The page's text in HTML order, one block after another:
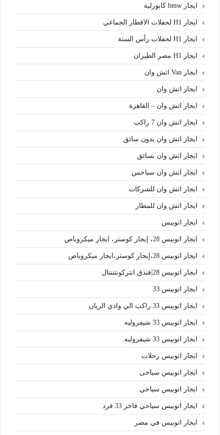
ايجار bmw كابورلية
ايجار H1 لحفلات الافطار الجماعي
ايجار H1 لحفلات رأس السنة
ايجار H1 مصر الطيران
ايجار Van اتش وان
ايجار اتش وان
ايجار اتش وان – القاهرة
ايجار اتش وان 7 راكب
ايجار اتش وان بدون سائق
ايجار اتش وان بسائق
ايجار اتش وان سياحس
ايجار اتش وان للشركات
ايجار اتش وان للمطار
ايجار اتوبيس
ايجار اتوبيس 28، إيجار كوستر، ايجار ميكروباص
ايجار اتوبيس 28،إيجار كوستر،ايجار ميكروباص
ايجار اتوبيس 28|فندق انتركونتننتال
ايجار اتوبيس 33
ايجار اتوبيس 33 راكب الي وادي الريان
ايجار اتوبيس 33 شيفروليه
ايجار اتوبيس 33 شيفروليه.
ايجار اتوبيس رحلات
ايجار اتوبيس سياحى
ايجار اتوبيس سياحي
ايجار اتوبيس سياحي فاخر 33 فرد
ايجار اتوبيس في مصر